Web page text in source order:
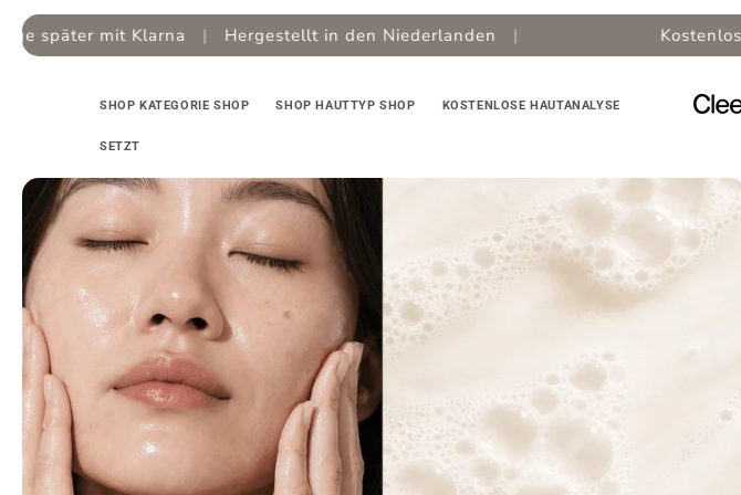
Inhalt
springen
| Hergestellt in den Niederlanden | Kostenloser Versand ab
SHOP KATEGORIE SHOP SHOP HAUTTYP SHOP KOSTENLOSE HAUTANALYSE
SETZT
Zur
Produktinformation
springen